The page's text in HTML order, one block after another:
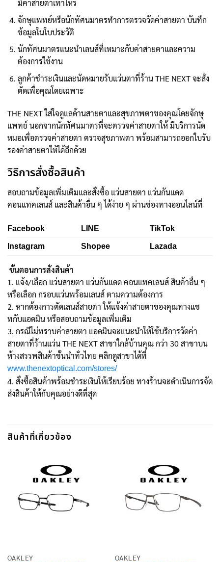
มีค่าสายตาเท่าไหร่
จักษุแพทย์หรือนักทัศนมาตรทำการตรวจวัดค่าสายตา บันทึก
ข้อมูลในใบประวัติ
นักทัศนมาตรแนะนำเลนส์ที่เหมาะกับค่าสายตาและความ
ต้องการใช้งาน
ลูกค้าชำระเงินและนัดหมายรับแว่นตาที่ร้าน THE NEXT จะสั่ง
ตัดเพื่อคุณโดยเฉพาะ
THE NEXT ใส่ใจดูแลด้านสายตาและสุขภาพตาของคุณโดยจักษุ
แพทย์ นอกจากนักทัศนมาตรที่จะตรวจค่าสายตาให้ มีบริการนัด
หมอเพื่อตรวจค่าสายตา ตรวจสุขภาพตา พร้อมสามารถออกใบรับ
รองค่าสายตาให้ได้อีกด้วย
วิธีการสั่งซื้อสินค้า
สอบถามข้อมูลเพิ่มเติมและสั่งซื้อ แว่นสายตา แว่นกันแดด
คอนแทคเลนส์ และสินค้าอื่น ๆ ได้ง่าย ๆ ผ่านช่องทางออนไลน์ที่
Facebook LINE
TikTok
Instagram
Shopee Lazada
ขั้นตอนการสั่งสินค้า
1. แจ้ง/เลือก แว่นสายตา แว่นกันแดด คอนแทคเลนส์ สินค้าอื่น ๆ
หรือเลือก กรอบแว่นพร้อมเลนส์ ตามความต้องการ
2. หากต้องการตัดเลนส์สายตา ให้แจ้งค่าสายตาของคุณทางแช
ทกับแอดมิน หรือสอบถามข้อมูลเพิ่มเติม
3. กรณีไม่ทราบค่าสายตา แอดมินจะแนะนำให้ใช้บริการวัดค่า
สายตาที่ร้านแว่น THE NEXT สาขาใกล้บ้านคุณ กว่า 30 สาขาบน
ห้างสรรพสินค้าชั้นนำทั่วไทย คลิกดูสาขาได้ที่
www.thenextoptical.com/stores/
4. สั่งซื้อสินค้าพร้อมชำระเงินให้เรียบร้อย ทางร้านจะดำเนินการจัด
ส่งสินค้าให้กับคุณอย่างดีที่สุด
สินค้าที่เกี่ยวข้อง
OAKLEY OAKLEY